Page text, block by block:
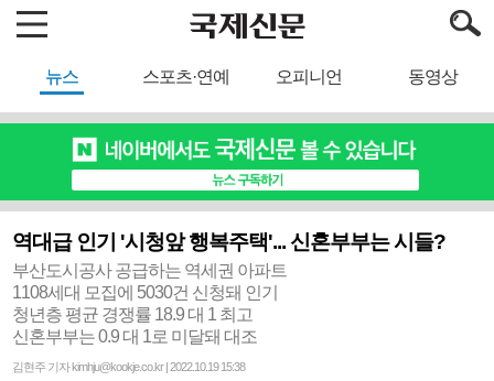
뉴스 스포츠·연예 오피니언 동영상
역대급 인기 '시청앞 행복주택'... 신혼부부는 시들?
부산도시공사 공급하는 역세권 아파트
1108세대 모집에 5030건 신청돼 인기
청년층 평균 경쟁률 18.9 대 1 최고
신혼부부는 0.9 대 1로 미달돼 대조
김현주 기자 kimhju@kookje.co.kr | 2022.10.19 15:38